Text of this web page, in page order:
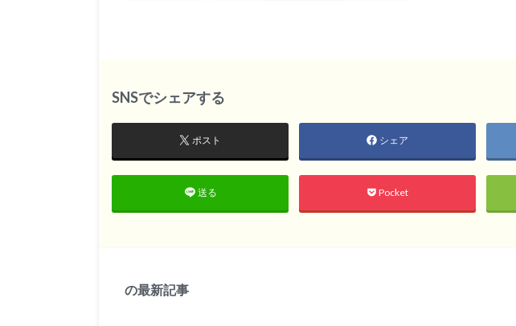
SNSでシェアする
ポスト シェア
送る Pocket
の最新記事